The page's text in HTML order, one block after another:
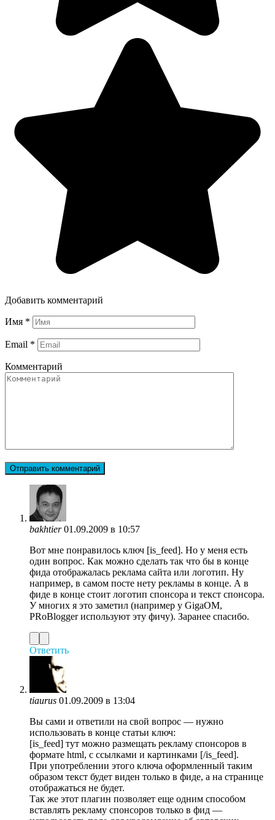
Добавить комментарий
Имя *
Email *
Комментарий
bakhtier 01.09.2009 в 10:57
Вот мне понравилось ключ [is_feed]. Но у меня есть
один вопрос. Как можно сделать так что бы в конце
фида отображалась реклама сайта или логотип. Ну
например, в самом посте нету рекламы в конце. А в
фиде в конце стоит логотип спонсора и текст спонсора.
У многих я это заметил (например у GigaOM,
PRoBlogger используют эту фичу). Заранее спасибо.
Ответить
tiaurus 01.09.2009 в 13:04
Вы сами и ответили на свой вопрос — нужно
использовать в конце статьи ключ:
[is_feed] тут можно размещать рекламу спонсоров в
формате html, с ссылками и картинками [/is_feed].
При употреблении этого ключа оформленный таким
образом текст будет виден только в фиде, а на странице
отображаться не будет.
Так же этот плагин позволяет еще одним способом
вставлять рекламу спонсоров только в фид —